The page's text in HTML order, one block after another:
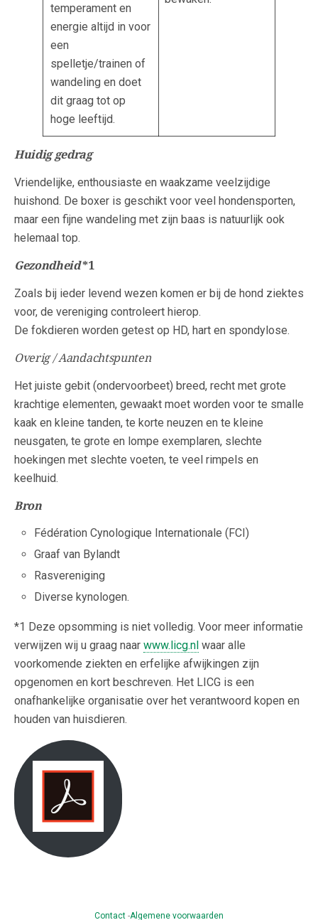
temperament en
energie altijd in voor
een
spelletje/trainen of
wandeling en doet
dit graag tot op
hoge leeftijd.
Huidig gedrag
Vriendelijke, enthousiaste en waakzame veelzijdige
huishond. De boxer is geschikt voor veel hondensporten,
maar een fijne wandeling met zijn baas is natuurlijk ook
helemaal top.
Gezondheid*1
Zoals bij ieder levend wezen komen er bij de hond ziektes
voor, de vereniging controleert hierop.
De fokdieren worden getest op HD, hart en spondylose.
Overig / Aandachtspunten
Het juiste gebit (ondervoorbeet) breed, recht met grote
krachtige elementen, gewaakt moet worden voor te smalle
kaak en kleine tanden, te korte neuzen en te kleine
neusgaten, te grote en lompe exemplaren, slechte
hoekingen met slechte voeten, te veel rimpels en
keelhuid.
Bron
Fédération Cynologique Internationale (FCI)
Graaf van Bylandt
Rasvereniging
Diverse kynologen.
*1 Deze opsomming is niet volledig. Voor meer informatie
verwijzen wij u graag naar www.licg.nl waar alle
voorkomende ziekten en erfelijke afwijkingen zijn
opgenomen en kort beschreven. Het LICG is een
onafhankelijke organisatie over het verantwoord kopen en
houden van huisdieren.
Contact -Algemene voorwaarden